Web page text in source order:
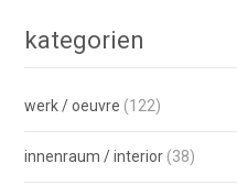
kategorien
werk / oeuvre (122)
innenraum / interior (38)